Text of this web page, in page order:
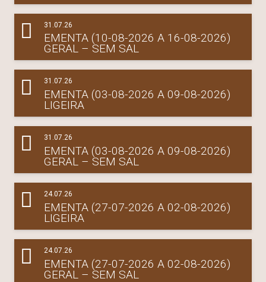
31.07.26
EMENTA (10-08-2026 A 16-08-2026)
GERAL – SEM SAL
31.07.26
EMENTA (03-08-2026 A 09-08-2026)
LIGEIRA
31.07.26
EMENTA (03-08-2026 A 09-08-2026)
GERAL – SEM SAL
24.07.26
EMENTA (27-07-2026 A 02-08-2026)
LIGEIRA
24.07.26
EMENTA (27-07-2026 A 02-08-2026)
GERAL – SEM SAL